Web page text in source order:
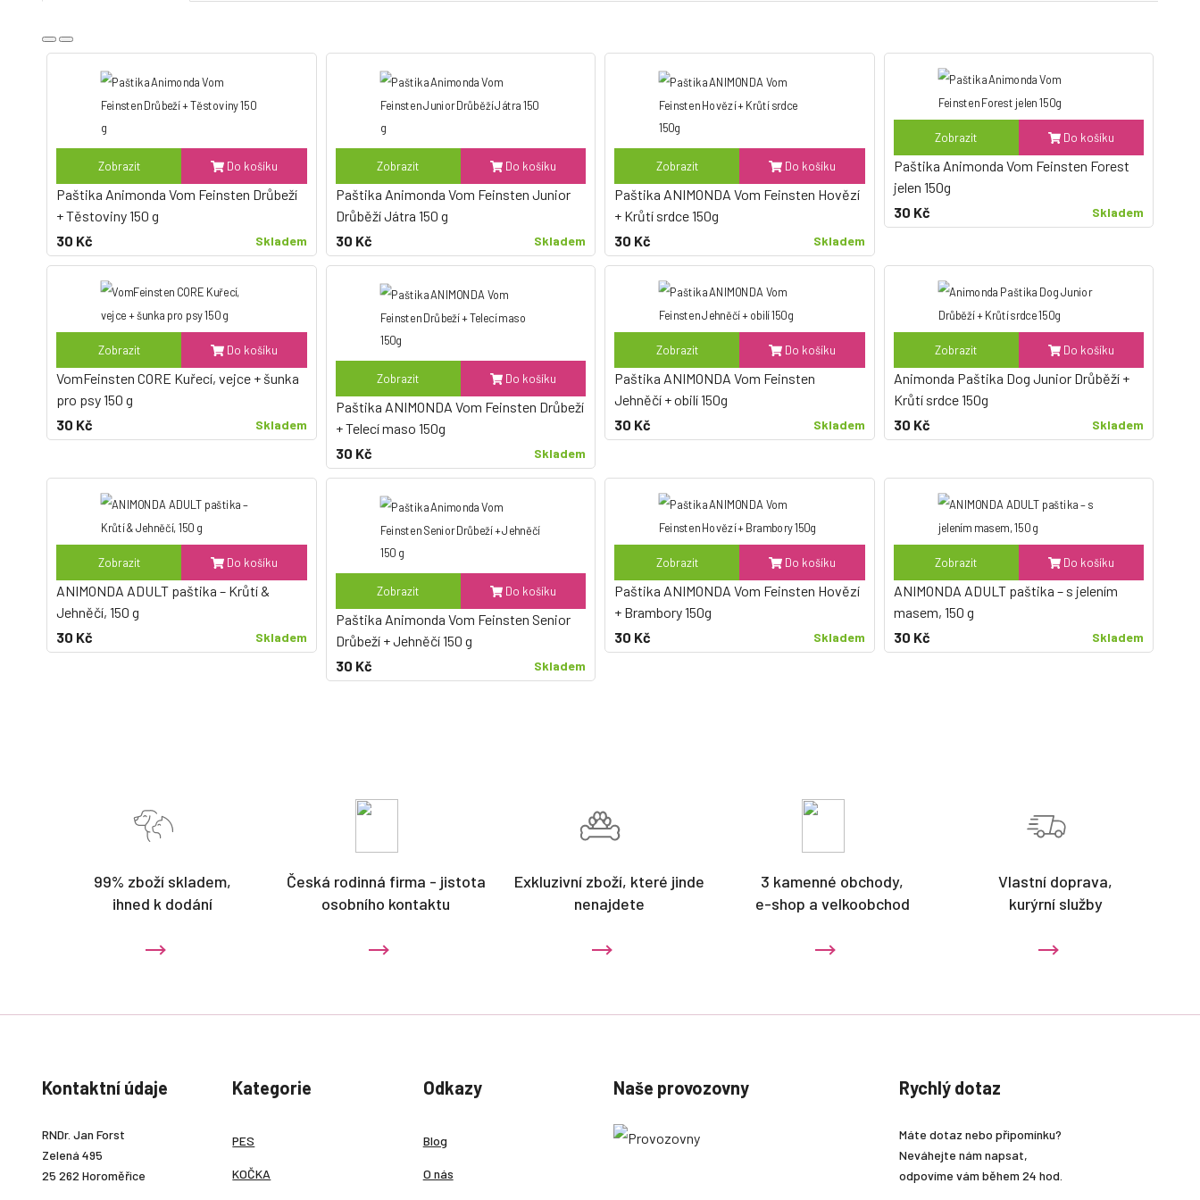
Zobrazit Do košíku
Paštika Animonda Vom Feinsten Drůbeží
+ Těstoviny 150 g
30 Kč
Skladem
Zobrazit Do košíku
Paštika Animonda Vom Feinsten Junior
Drůběží Játra 150 g
30 Kč
Skladem
Zobrazit Do košíku
Paštika ANIMONDA Vom Feinsten Hovězí
+ Krůtí srdce 150g
30 Kč
Skladem
Zobrazit Do košíku
Paštika Animonda Vom Feinsten Forest
jelen 150g
30 Kč
Skladem
Zobrazit Do košíku
VomFeinsten CORE Kuřecí, vejce + šunka
pro psy 150 g
30 Kč
Skladem
Zobrazit Do košíku
Paštika ANIMONDA Vom Feinsten Drůbeží
+ Telecí maso 150g
30 Kč
Skladem
Zobrazit Do košíku
Paštika ANIMONDA Vom Feinsten
Jehněčí + obilí 150g
30 Kč
Skladem
Zobrazit Do košíku
Animonda Paštika Dog Junior Drůběží +
Krůtí srdce 150g
30 Kč
Skladem
Zobrazit Do košíku
ANIMONDA ADULT paštika – Krůtí &
Jehněčí, 150 g
30 Kč
Skladem
Zobrazit Do košíku
Paštika Animonda Vom Feinsten Senior
Drůbeží + Jehněčí 150 g
30 Kč
Skladem
Zobrazit Do košíku
Paštika ANIMONDA Vom Feinsten Hovězí
+ Brambory 150g
30 Kč
Skladem
Zobrazit Do košíku
ANIMONDA ADULT paštika – s jelením
masem, 150 g
30 Kč
Skladem
99% zboží skladem,
ihned k dodání
Česká rodinná firma - jistota
osobního kontaktu
Exkluzivní zboží, které jinde
nenajdete
3 kamenné obchody,
e-shop a velkoobchod
Vlastní doprava,
kurýrní služby
Kontaktní údaje
RNDr. Jan Forst
Zelená 495
25 262 Horoměřice
Kategorie
PES
KOČKA
Odkazy
Blog
O nás
Naše provozovny Rychlý dotaz
Máte dotaz nebo připomínku?
Neváhejte nám napsat,
odpovíme vám během 24 hod.